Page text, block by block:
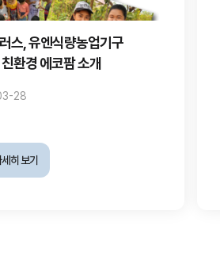
스, 유엔식량농업기구
환경 에코팜 소개
28
히 보기